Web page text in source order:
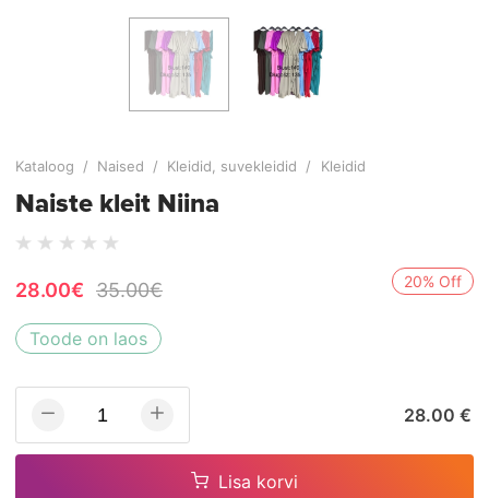
Kataloog / Naised / Kleidid, suvekleidid / Kleidid
Naiste kleit Niina
28.00€ 35.00€ 20% Off
Toode on laos
28.00 €
Lisa korvi